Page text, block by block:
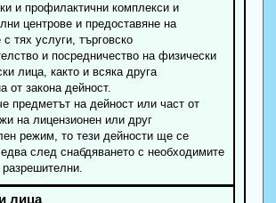
и профилактични комплекси и
центрове и предоставяне на
с тях услуги, търговско
и посредничество на физически
лица, както и всяка друга
от закона дейност.
предметът на дейност или част от
на лицензионен или друг
режим, то тези дейности ще се
след снабдяването с необходимите